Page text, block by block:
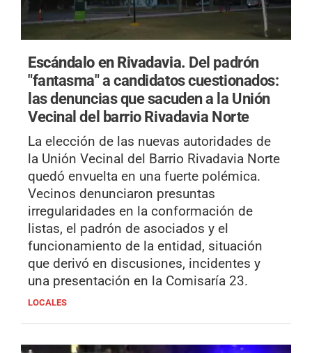
Escándalo en Rivadavia. Del padrón
"fantasma" a candidatos cuestionados:
las denuncias que sacuden a la Unión
Vecinal del barrio Rivadavia Norte
La elección de las nuevas autoridades de
la Unión Vecinal del Barrio Rivadavia Norte
quedó envuelta en una fuerte polémica.
Vecinos denunciaron presuntas
irregularidades en la conformación de
listas, el padrón de asociados y el
funcionamiento de la entidad, situación
que derivó en discusiones, incidentes y
una presentación en la Comisaría 23.
LOCALES